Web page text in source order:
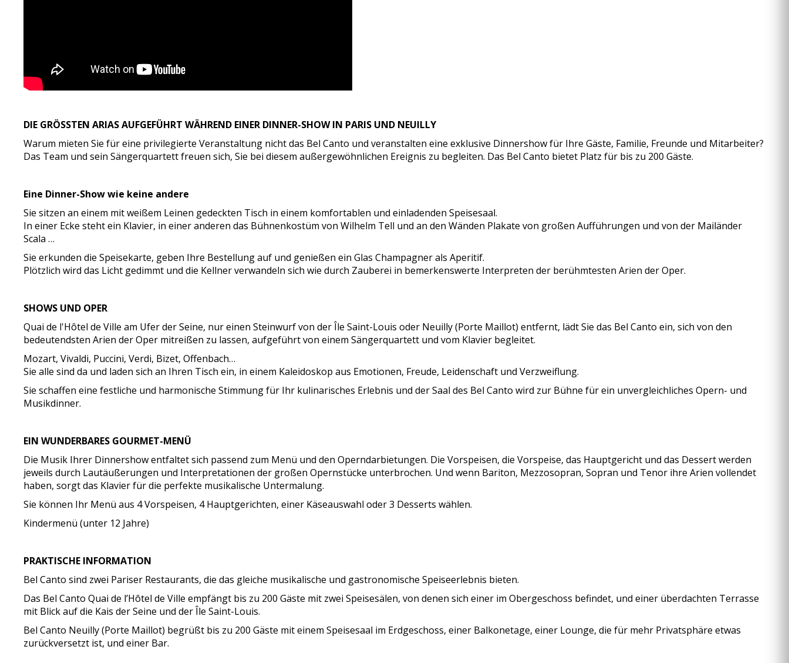
DIE GRÖSSTEN ARIAS AUFGEFÜHRT WÄHREND EINER DINNER-SHOW IN PARIS UND NEUILLY
Warum mieten Sie für eine privilegierte Veranstaltung nicht das Bel Canto und veranstalten eine exklusive Dinnershow für Ihre Gäste, Familie, Freunde und Mitarbeiter?
Das Team und sein Sängerquartett freuen sich, Sie bei diesem außergewöhnlichen Ereignis zu begleiten. Das Bel Canto bietet Platz für bis zu 200 Gäste.
Eine Dinner-Show wie keine andere
Sie sitzen an einem mit weißem Leinen gedeckten Tisch in einem komfortablen und einladenden Speisesaal.
In einer Ecke steht ein Klavier, in einer anderen das Bühnenkostüm von Wilhelm Tell und an den Wänden Plakate von großen Aufführungen und von der Mailänder
Scala …
Sie erkunden die Speisekarte, geben Ihre Bestellung auf und genießen ein Glas Champagner als Aperitif.
Plötzlich wird das Licht gedimmt und die Kellner verwandeln sich wie durch Zauberei in bemerkenswerte Interpreten der berühmtesten Arien der Oper.
SHOWS UND OPER
Quai de l'Hôtel de Ville am Ufer der Seine, nur einen Steinwurf von der Île Saint-Louis oder Neuilly (Porte Maillot) entfernt, lädt Sie das Bel Canto ein, sich von den
bedeutendsten Arien der Oper mitreißen zu lassen, aufgeführt von einem Sängerquartett und vom Klavier begleitet.
Mozart, Vivaldi, Puccini, Verdi, Bizet, Offenbach…
Sie alle sind da und laden sich an Ihren Tisch ein, in einem Kaleidoskop aus Emotionen, Freude, Leidenschaft und Verzweiflung.
Sie schaffen eine festliche und harmonische Stimmung für Ihr kulinarisches Erlebnis und der Saal des Bel Canto wird zur Bühne für ein unvergleichliches Opern- und
Musikdinner.
EIN WUNDERBARES GOURMET-MENÜ
Die Musik Ihrer Dinnershow entfaltet sich passend zum Menü und den Operndarbietungen. Die Vorspeisen, die Vorspeise, das Hauptgericht und das Dessert werden
jeweils durch Lautäußerungen und Interpretationen der großen Opernstücke unterbrochen. Und wenn Bariton, Mezzosopran, Sopran und Tenor ihre Arien vollendet
haben, sorgt das Klavier für die perfekte musikalische Untermalung.
Sie können Ihr Menü aus 4 Vorspeisen, 4 Hauptgerichten, einer Käseauswahl oder 3 Desserts wählen.
Kindermenü (unter 12 Jahre)
PRAKTISCHE INFORMATION
Bel Canto sind zwei Pariser Restaurants, die das gleiche musikalische und gastronomische Speiseerlebnis bieten.
Das Bel Canto Quai de l’Hôtel de Ville empfängt bis zu 200 Gäste mit zwei Speisesälen, von denen sich einer im Obergeschoss befindet, und einer überdachten Terrasse
mit Blick auf die Kais der Seine und der Île Saint-Louis.
Bel Canto Neuilly (Porte Maillot) begrüßt bis zu 200 Gäste mit einem Speisesaal im Erdgeschoss, einer Balkonetage, einer Lounge, die für mehr Privatsphäre etwas
zurückversetzt ist, und einer Bar.